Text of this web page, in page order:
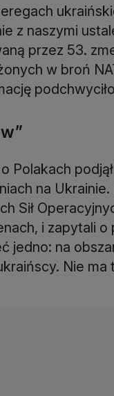
z naszymi
przez 53.
w broń
Polakach
na
Sił
i zapytali
jedno: na
Nie